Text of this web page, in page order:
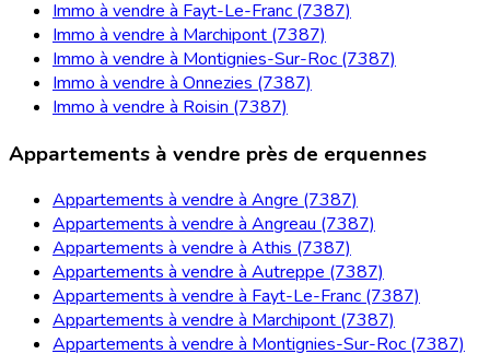
Immo à vendre à Fayt-Le-Franc (7387)
Immo à vendre à Marchipont (7387)
Immo à vendre à Montignies-Sur-Roc (7387)
Immo à vendre à Onnezies (7387)
Immo à vendre à Roisin (7387)
Appartements à vendre près de erquennes
Appartements à vendre à Angre (7387)
Appartements à vendre à Angreau (7387)
Appartements à vendre à Athis (7387)
Appartements à vendre à Autreppe (7387)
Appartements à vendre à Fayt-Le-Franc (7387)
Appartements à vendre à Marchipont (7387)
Appartements à vendre à Montignies-Sur-Roc (7387)